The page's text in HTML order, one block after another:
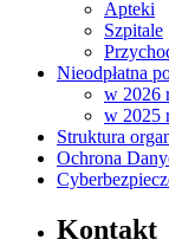
Apteki
Szpitale
Nieodpłatna
w 2026
w 2025
Struktura
Ochrona
Kontakt